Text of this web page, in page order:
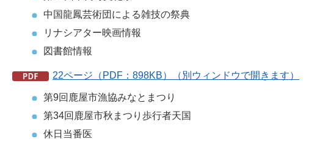
中国龍鳳芸術団による雑技の祭典
リナシアター映画情報
図書館情報
22ページ（PDF：898KB）（別ウィンドウで開きます）
第9回鹿屋市漁協みなとまつり
第34回鹿屋市秋まつり歩行者天国
休日当番医